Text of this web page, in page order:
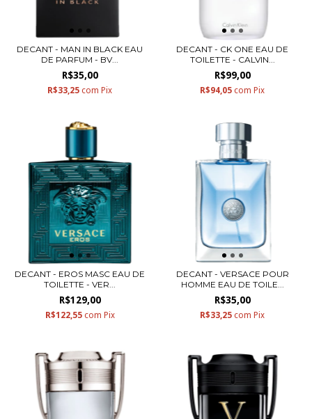
DECANT - MAN IN BLACK EAU
DE PARFUM - BV...
R$35,00
R$33,25 com Pix
DECANT - CK ONE EAU DE
TOILETTE - CALVIN...
R$99,00
R$94,05 com Pix
DECANT - EROS MASC EAU DE
TOILETTE - VER...
R$129,00
R$122,55 com Pix
DECANT - VERSACE POUR
HOMME EAU DE TOILE...
R$35,00
R$33,25 com Pix